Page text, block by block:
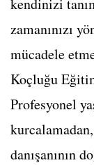
kendinizi
zamanınızı
mücadele
Koçluğu
Profesyonel
danışanının